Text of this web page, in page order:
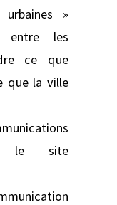
»
entre les
ce que
que la ville
le site